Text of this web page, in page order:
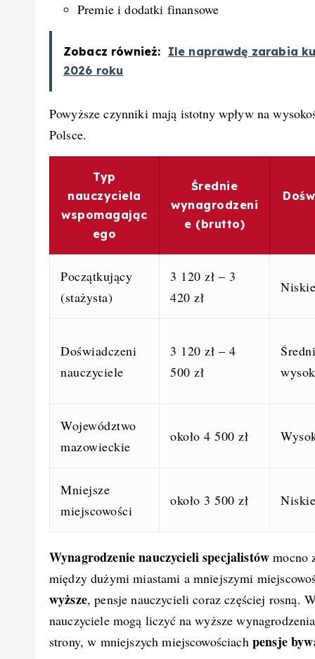
Premie i dodatki finansowe
Zobacz również: Ile naprawdę zarabia
2026 roku
Powyższe czynniki mają istotny wpływ na
Polsce.
Typ
nauczyciela
wspomagając
ego
Średnie
wynagrodzeni
e (brutto)
Początkujący
(stażysta)
3 120 zł – 3
420 zł
Niskie
Doświadczeni
nauczyciele
3 120 zł – 4
500 zł
Województwo
mazowieckie
około 4 500 zł
Mniejsze
miejscowości
około 3 500 zł Niskie
Wynagrodzenie nauczycieli specjalistów mocno
między dużymi miastami a mniejszymi
wyższe, pensje nauczycieli coraz częściej rosną.
nauczyciele mogą liczyć na wyższe
strony, w mniejszych miejscowościach pensje